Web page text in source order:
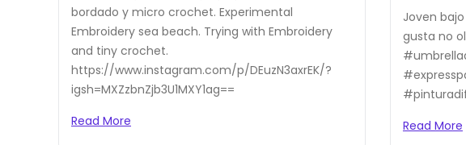
bordado y micro crochet. Experimental
Embroidery sea beach. Trying with Embroidery
and tiny crochet.
https://www.instagram.com/p/DEuzN3axrEK/?
igsh=MXZzbnZjb3U1MXY1ag==
Read More
Joven
gusta no
Read More